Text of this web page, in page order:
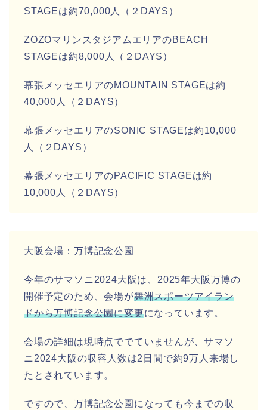
STAGEは約70,000人（２DAYS）
ZOZOマリンスタジアムエリアのBEACH
STAGEは約8,000人（２DAYS）
幕張メッセエリアのMOUNTAIN STAGEは約
40,000人（２DAYS）
幕張メッセエリアのSONIC STAGEは約10,000
人（２DAYS）
幕張メッセエリアのPACIFIC STAGEは約
10,000人（２DAYS）
大阪会場：万博記念公園
今年のサマソニ2024大阪は、2025年大阪万博の
開催予定のため、会場が舞洲スポーツアイラン
ドから万博記念公園に変更になっています。
会場の詳細は現時点ででていませんが、サマソ
ニ2024大阪の収容人数は2日間で約9万人来場し
たとされています。
ですので、万博記念公園になっても今までの収